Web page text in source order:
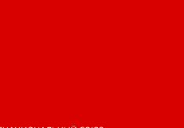
– это точка